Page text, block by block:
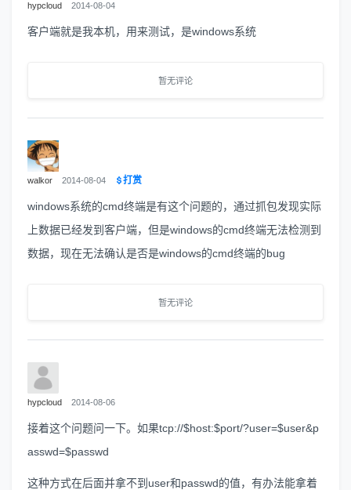
hypcloud 2014-08-04
客户端就是我本机，用来测试，是windows系统
暂无评论
walkor 2014-08-04 打赏
windows系统的cmd终端是有这个问题的，通过抓包发现实际
上数据已经发到客户端，但是windows的cmd终端无法检测到
数据，现在无法确认是否是windows的cmd终端的bug
暂无评论
hypcloud 2014-08-06
接着这个问题问一下。如果tcp://$host:$port/?user=$user&p
asswd=$passwd
这种方式在后面并拿不到user和passwd的值，有办法能拿着